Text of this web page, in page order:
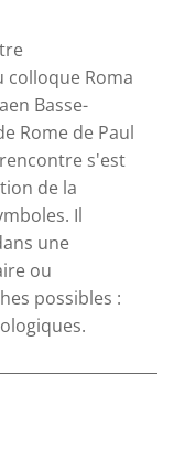
Roma
Basse-
Rome de Paul
s'est
de la
Il
une
ou
possibles :